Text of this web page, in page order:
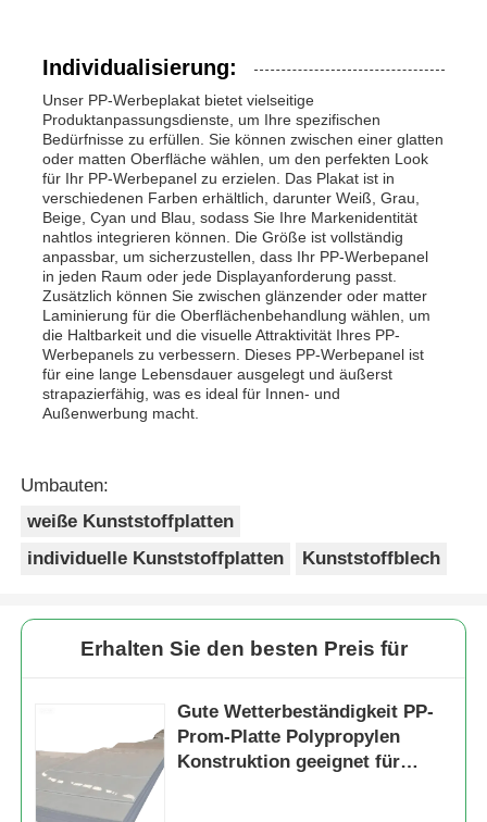
Individualisierung:
Unser PP-Werbeplakat bietet vielseitige
Produktanpassungsdienste, um Ihre spezifischen
Bedürfnisse zu erfüllen. Sie können zwischen einer glatten
oder matten Oberfläche wählen, um den perfekten Look
für Ihr PP-Werbepanel zu erzielen. Das Plakat ist in
verschiedenen Farben erhältlich, darunter Weiß, Grau,
Beige, Cyan und Blau, sodass Sie Ihre Markenidentität
nahtlos integrieren können. Die Größe ist vollständig
anpassbar, um sicherzustellen, dass Ihr PP-Werbepanel
in jeden Raum oder jede Displayanforderung passt.
Zusätzlich können Sie zwischen glänzender oder matter
Laminierung für die Oberflächenbehandlung wählen, um
die Haltbarkeit und die visuelle Attraktivität Ihres PP-
Werbepanels zu verbessern. Dieses PP-Werbepanel ist
für eine lange Lebensdauer ausgelegt und äußerst
strapazierfähig, was es ideal für Innen- und
Außenwerbung macht.
Umbauten:
weiße Kunststoffplatten
individuelle Kunststoffplatten
Kunststoffblech
Erhalten Sie den besten Preis für
Gute Wetterbeständigkeit PP-
Prom-Platte Polypropylen
Konstruktion geeignet für